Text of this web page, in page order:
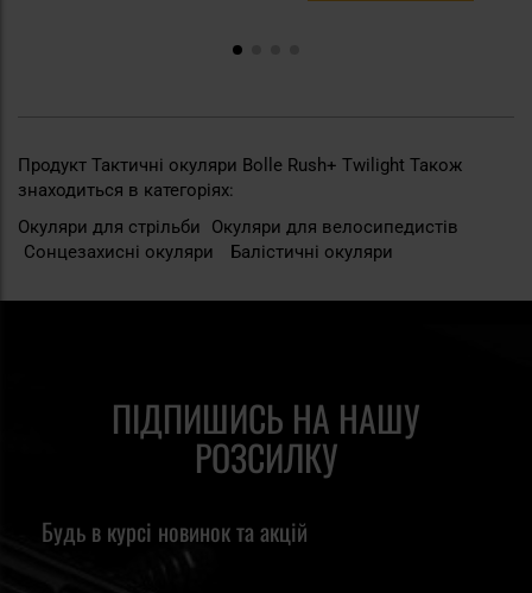
Продукт Тактичні окуляри Bolle Rush+ Twilight Також
знаходиться в категоріях:
Окуляри для стрільби
Окуляри для велосипедистів
Сонцезахисні окуляри
Балістичні окуляри
ПІДПИШИСЬ НА НАШУ
РОЗСИЛКУ
Будь в курсі новинок та акцій